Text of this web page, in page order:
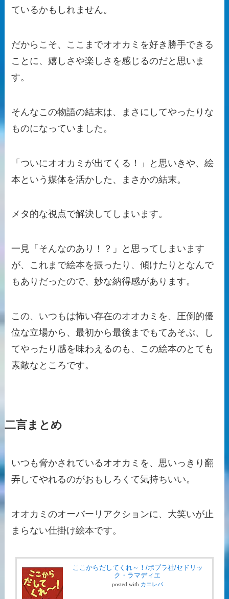
ているかもしれません。
だからこそ、ここまでオオカミを好き勝手できる
ことに、嬉しさや楽しさを感じるのだと思いま
す。
そんなこの物語の結末は、まさにしてやったりな
ものになっていました。
「ついにオオカミが出てくる！」と思いきや、絵
本という媒体を活かした、まさかの結末。
メタ的な視点で解決してしまいます。
一見「そんなのあり！？」と思ってしまいます
が、これまで絵本を振ったり、傾けたりとなんで
もありだったので、妙な納得感があります。
この、いつもは怖い存在のオオカミを、圧倒的優
位な立場から、最初から最後までもてあそぶ、し
てやったり感を味わえるのも、この絵本のとても
素敵なところです。
二言まとめ
いつも脅かされているオオカミを、思いっきり翻
弄してやれるのがおもしろくて気持ちいい。
オオカミのオーバーリアクションに、大笑いが止
まらない仕掛け絵本です。
ここからだしてくれ～！/ポプラ社/セドリッ
ク・ラマディエ
posted with カエレバ